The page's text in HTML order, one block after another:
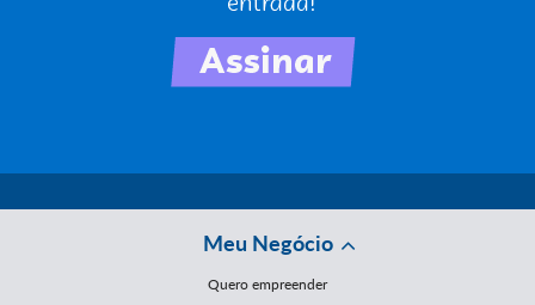
Meu Negócio
Quero empreender